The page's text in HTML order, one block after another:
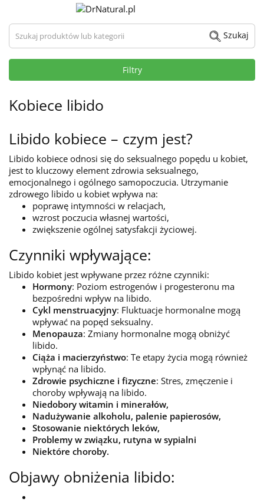
Szukaj produktów lub kategorii Szukaj
Filtry
Kobiece libido
Libido kobiece – czym jest?
Libido kobiece odnosi się do seksualnego popędu u kobiet,
jest to kluczowy element zdrowia seksualnego,
emocjonalnego i ogólnego samopoczucia. Utrzymanie
zdrowego libido u kobiet wpływa na:
poprawę intymności w relacjach,
wzrost poczucia własnej wartości,
zwiększenie ogólnej satysfakcji życiowej.
Czynniki wpływające:
Libido kobiet jest wpływane przez różne czynniki:
Hormony: Poziom estrogenów i progesteronu ma
bezpośredni wpływ na libido.
Cykl menstruacyjny: Fluktuacje hormonalne mogą
wpływać na popęd seksualny.
Menopauza: Zmiany hormonalne mogą obniżyć
libido.
Ciąża i macierzyństwo: Te etapy życia mogą również
wpłynąć na libido.
Zdrowie psychiczne i fizyczne: Stres, zmęczenie i
choroby wpływają na libido.
Niedobory witamin i minerałów,
Nadużywanie alkoholu, palenie papierosów,
Stosowanie niektórych leków,
Problemy w związku, rutyna w sypialni
Niektóre choroby.
Objawy obniżenia libido: